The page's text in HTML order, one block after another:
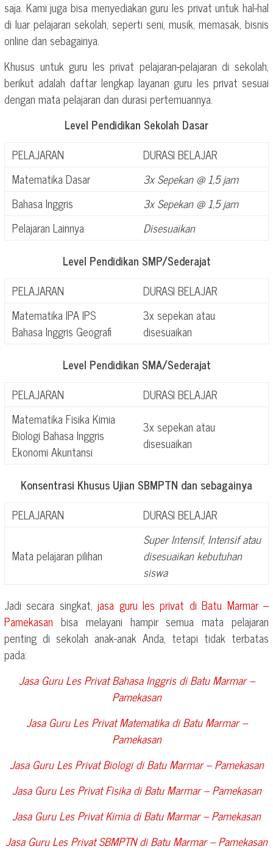
saja. Kami juga bisa menyediakan guru les privat untuk hal-hal
di luar pelajaran sekolah, seperti seni, musik, memasak, bisnis
online dan sebagainya.
Khusus untuk guru les privat pelajaran-pelajaran di sekolah,
berikut adalah daftar lengkap layanan guru les privat sesuai
dengan mata pelajaran dan durasi pertemuannya.
Level Pendidikan Sekolah Dasar
PELAJARAN
DURASI BELAJAR
Matematika Dasar
3x Sepekan @ 1,5 jam
Bahasa Inggris
3x Sepekan @ 1,5 jam
Pelajaran Lainnya
Disesuaikan
Level Pendidikan SMP/Sederajat
PELAJARAN
DURASI BELAJAR
Matematika IPA IPS
Bahasa Inggris Geografi
3x sepekan atau
disesuaikan
Level Pendidikan SMA/Sederajat
PELAJARAN
DURASI BELAJAR
Matematika Fisika Kimia
Biologi Bahasa Inggris
Ekonomi Akuntansi
3x sepekan atau
disesuaikan
Konsentrasi Khusus Ujian SBMPTN dan sebagainya
PELAJARAN
DURASI BELAJAR
Mata pelajaran pilihan
Super Intensif, Intensif atau
disesuaikan kebutuhan
siswa
Jadi secara singkat,jasa guru les privat diBatu Marmar –
Pamekasan bisa melayani hampir semua mata pelajaran
penting di sekolah anak-anak Anda, tetapi tidak terbatas
pada:
Jasa Guru Les Privat Bahasa Inggris diBatu Marmar –
Pamekasan
Jasa Guru Les Privat Matematika diBatu Marmar –
Pamekasan
Jasa Guru Les Privat Biologi diBatu Marmar – Pamekasan
Jasa Guru Les Privat Fisika diBatu Marmar – Pamekasan
Jasa Guru Les Privat Kimia diBatu Marmar – Pamekasan
Jasa Guru Les Privat SBMPTN diBatu Marmar – Pamekasan